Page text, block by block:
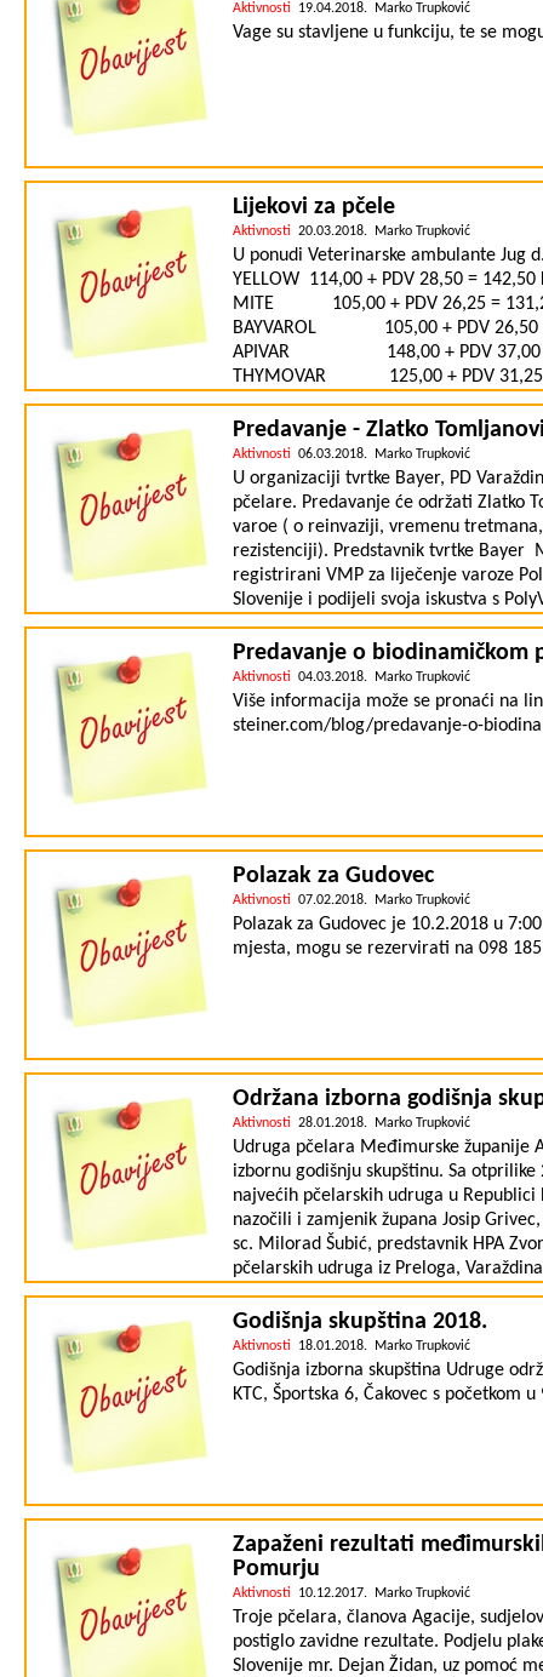
Aktivnosti 19.04.2018. Marko Trupković
Vage su stavljene u funkciju, te se
Lijekovi za pčele
Aktivnosti 20.03.2018. Marko Trupković
U ponudi Veterinarske ambulante Jug
YELLOW 114,00 + PDV 28,50 =
MITE 105,00 + PDV 26,25 =
BAYVAROL 105,00 + PDV
APIVAR 148,00 + PDV
THYMOVAR 125,00 + PDV 31,25
zvati 10-12 h i 16- 19 h od
ambulanta Jug d.o.o. Telefon : 040 /
Predavanje - Zlatko
Aktivnosti 06.03.2018. Marko Trupković
U organizaciji tvrtke Bayer, PD
pčelare. Predavanje će održati Zlatko
varoe ( o reinvaziji, vremenu
rezistenciji). Predstavnik tvrtke Bayer
registrirani VMP za liječenje varoze
Slovenije i podijeli svoja iskustva s
koristili prošle godine. Predavanje će
početkom u 18.00 sati.
Predavanje o biodinamičkom
Aktivnosti 04.03.2018. Marko Trupković
Više informacija može se pronaći na
steiner.com/blog/predavanje-o-
Polazak za Gudovec
Aktivnosti 07.02.2018. Marko Trupković
Polazak za Gudovec je 10.2.2018 u
mjesta, mogu se rezervirati na 098
Održana izborna godišnja
Aktivnosti 28.01.2018. Marko Trupković
Udruga pčelara Međimurske županije
izbornu godišnju skupštinu. Sa
najvećih pčelarskih udruga u
nazočili i zamjenik župana Josip
sc. Milorad Šubić, predstavnik HPA
pčelarskih udruga iz Preloga,
Dosadašnji predsjednik Branko Lipić
2017. godini. U protekloj godini
susreta, ocjenjivanje meda,
Nakon izvještaja slijedilo je
Za novog predsjednika izabran je
primjenom dobre pčelarske prakse i
meda, osuvremeniti zajedničku
korištenja, organizirati predavanje za
proizvoda, nastaviti održavanje
sijanju medonosnog bilja, nastaviti s
lokalnom zajednicom i susjednim
ispitati mogućnosti za izradu
Godišnja skupština 2018.
Aktivnosti 18.01.2018. Marko Trupković
Godišnja izborna skupština Udruge
KTC, Športska 6, Čakovec s početkom
Zapaženi rezultati
Pomurju
Aktivnosti 10.12.2017. Marko Trupković
Troje pčelara, članova Agacije,
postiglo zavidne rezultate. Podjelu
Slovenije mr. Dejan Židan, uz pomoć